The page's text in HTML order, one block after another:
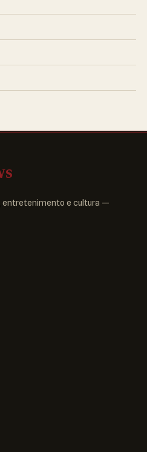
entretenimento e cultura —